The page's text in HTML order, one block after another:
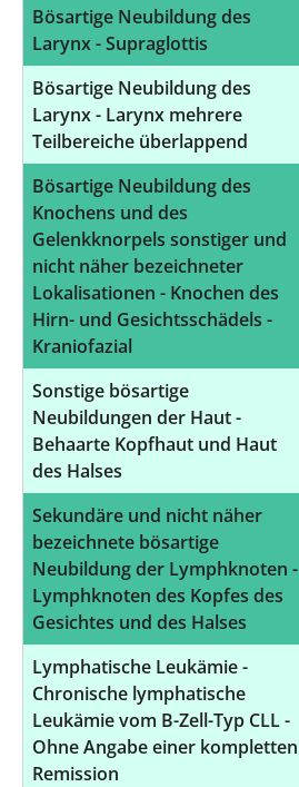
Bösartige Neubildung des
Larynx - Supraglottis
Bösartige Neubildung des
Larynx - Larynx mehrere
Teilbereiche überlappend
Bösartige Neubildung des
Knochens und des
Gelenkknorpels sonstiger und
nicht näher bezeichneter
Lokalisationen - Knochen des
Hirn- und Gesichtsschädels -
Kraniofazial
Sonstige bösartige
Neubildungen der Haut -
Behaarte Kopfhaut und Haut
des Halses
Sekundäre und nicht näher
bezeichnete bösartige
Neubildung der Lymphknoten -
Lymphknoten des Kopfes des
Gesichtes und des Halses
Lymphatische Leukämie -
Chronische lymphatische
Leukämie vom B-Zell-Typ CLL -
Ohne Angabe einer kompletten
Remission